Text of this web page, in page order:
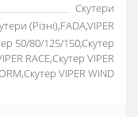
Скутери
(Різні),FADA,VIPER
50/80/125/150,Скутер
RACE,Скутер VIPER
VIPER WIND